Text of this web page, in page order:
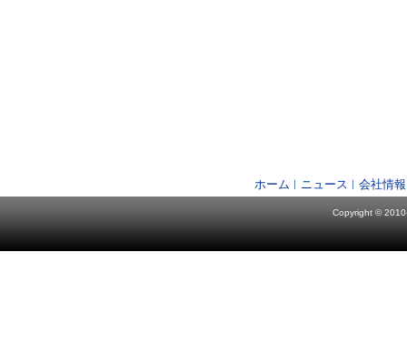
ホーム ニュース 会社情報
Copyright ©